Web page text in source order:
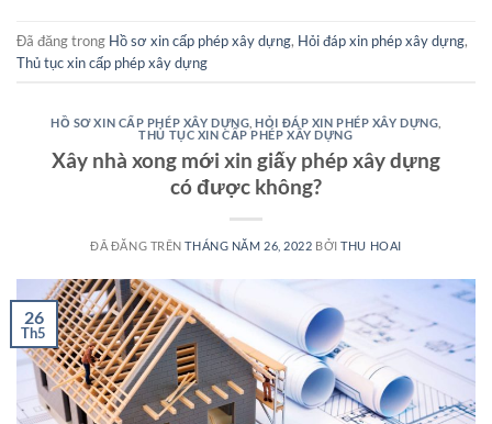
Đã đăng trong Hồ sơ xin cấp phép xây dựng, Hỏi đáp xin phép xây dựng,
Thủ tục xin cấp phép xây dựng
HỒ SƠ XIN CẤP PHÉP XÂY DỰNG ,HỎI ĐÁP XIN PHÉP XÂY DỰNG
THỦ TỤC XIN CẤP PHÉP XÂY DỰNG
Xây nhà xong mới xin giấy phép xây dựng
có được không?
ĐÃ ĐĂNG TRÊNTHÁNG NĂM 26, 2022 BỞITHU HOAI
26
Th5